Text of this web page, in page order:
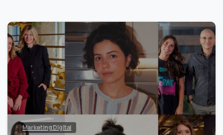
0
Marketing Digital